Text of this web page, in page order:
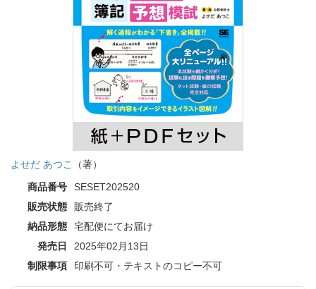
よせだ あつこ
（著）
商品番号
SESET202520
販売状態
販売終了
納品形態
宅配便にてお届け
発売日
2025年02月13日
制限事項
印刷不可・テキストのコピー不可